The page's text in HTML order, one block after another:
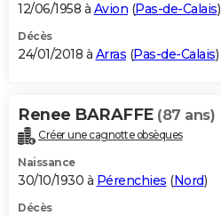
12/06/1958 à Avion (Pas-de-Calais)
Décès
24/01/2018 à Arras (Pas-de-Calais)
Renee BARAFFE (87 ans)
Créer une cagnotte obsèques
Naissance
30/10/1930 à Pérenchies (Nord)
Décès